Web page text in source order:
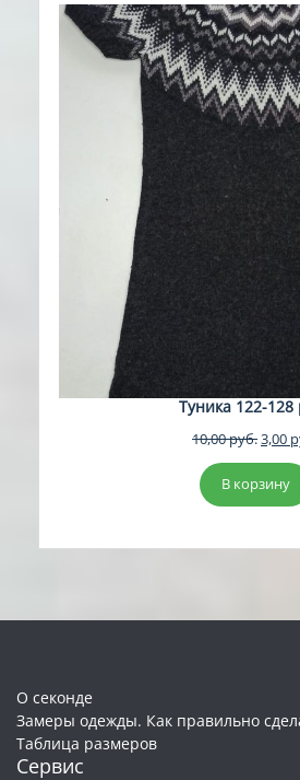
Туника 122-128
10,00руб.
цена
10,00
3,00
В корзину
О секонде
Замеры одежды. Как правильно
Таблица размеров
Сервис